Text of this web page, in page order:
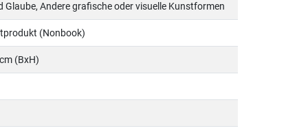
Glaube, Andere grafische oder visuelle Kunstformen
(Nonbook)
(BxH)